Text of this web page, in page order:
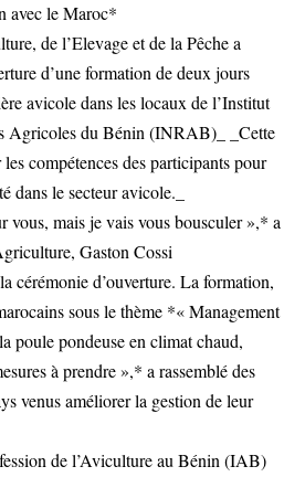
avec le Maroc*
de l’Elevage et de la Pêche a
d’une formation de deux jours
avicole dans les locaux de l’Institut
Agricoles du Bénin (INRAB)_ _Cette
compétences des participants pour
dans le secteur avicole._
vous, mais je vais vous bousculer »,* a
Gaston Cossi
d’ouverture. La formation,
sous le thème *« Management
poule pondeuse en climat chaud,
à prendre »,* a rassemblé des
venus améliorer la gestion de leur
de l’Aviculture au Bénin (IAB)